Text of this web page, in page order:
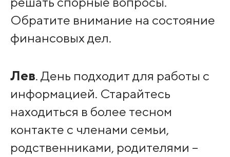
Обратите внимание на состояние
финансовых дел.
Лев. День подходит для работы с
информацией. Старайтесь
находиться в более тесном
контакте с членами семьи,
родственниками, родителями –